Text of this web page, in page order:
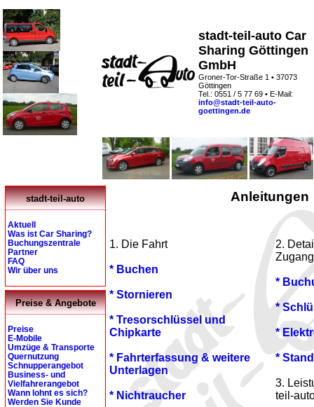
stadt-teil-auto Car
Sharing Göttingen
GmbH
Groner-Tor-Straße 1 • 37073
Göttingen
Tel.: 0551 / 5 77 69 • E-Mail:
info@stadt-teil-auto-
goettingen.de
stadt-teil-auto
Aktuell
Was ist Car Sharing?
Buchungszentrale
Partner
FAQ
Wir über uns
Preise & Angebote
Preise
E-Mobile
Umzüge & Transporte
Quernutzung
Schnupperangebot
Business- und
Vielfahrerangebot
Wann lohnt es sich?
Werden Sie Kunde
Anleitungen
1. Die Fahrt
* Buchen
* Stornieren
* Tresorschlüssel und
Chipkarte
* Fahrterfassung & weitere
Unterlagen
* Nichtraucher
2.
*
*
*
*
3.
teil-